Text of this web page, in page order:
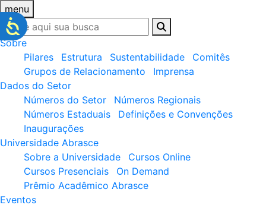
menu
Sobre
Pilares
Estrutura Sustentabilidade
Comitês
Grupos de Relacionamento
Imprensa
Dados do Setor
Números do Setor
Números Regionais
Números Estaduais
Definições e Convenções
Inaugurações
Universidade Abrasce
Sobre a Universidade
Cursos Online
Cursos Presenciais
On Demand
Prêmio Acadêmico Abrasce
Eventos